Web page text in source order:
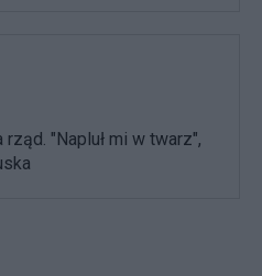
"Napluł mi w twarz",